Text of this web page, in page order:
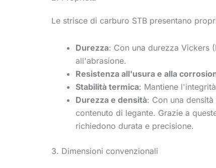
Le strisce di carburo STB presentano
Durezza: Con una durezza Vickers
all'abrasione.
Resistenza all'usura e alla
Stabilità termica: Mantiene
Durezza e densità: Con una
contenuto di legante. Grazie a
richiedono durata e precisione.
3. Dimensioni convenzionali